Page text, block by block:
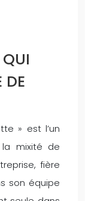
DE
» est l’un
mixité de
fière
son équipe